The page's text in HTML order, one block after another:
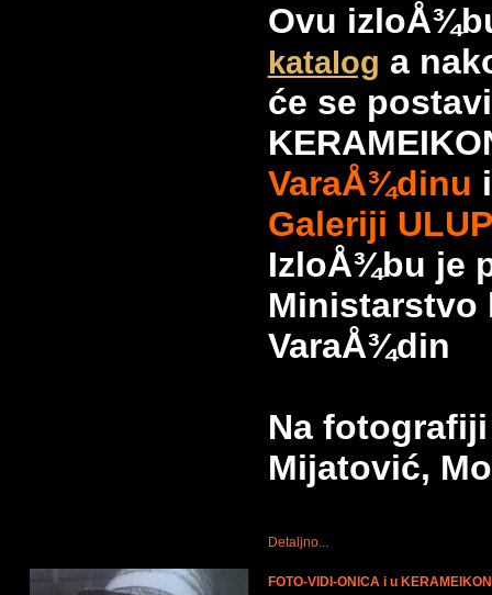
Ovu
katalog a
će se
VaraÅ¾dinu
Galeriji
IzloÅ¾bu je
Ministarstvo
VaraÅ¾din
Na
Mijatović,
Detaljno...
FOTO-VIDI-ONICA i u